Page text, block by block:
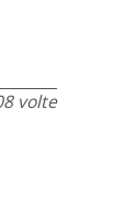
volte